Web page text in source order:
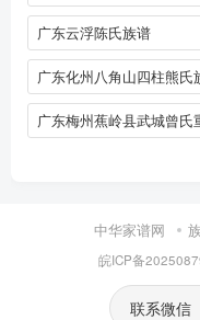
广东云浮陈氏族谱
广东化州八角山四柱熊氏
广东梅州蕉岭县武城曾氏
中华家谱网
皖ICP备
联系微信